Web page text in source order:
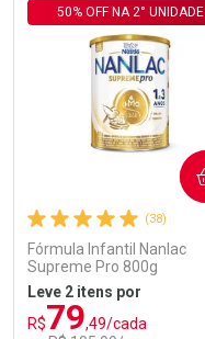
(38)
Fórmula Infantil Nanlac
Supreme Pro 800g
50% OFF NA 2° UNIDADE
Leve 2 itens por
R$79,49/cada
COMPRAR